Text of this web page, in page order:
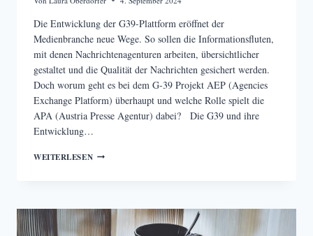
Die Entwicklung der G39-Plattform eröffnet der
Medienbranche neue Wege. So sollen die Informationsfluten,
mit denen Nachrichtenagenturen arbeiten, übersichtlicher
gestaltet und die Qualität der Nachrichten gesichert werden.
Doch worum geht es bei dem G-39 Projekt AEP (Agencies
Exchange Platform) überhaupt und welche Rolle spielt die
APA (Austria Presse Agentur) dabei? Die G39 und ihre
Entwicklung…
WEITERLESENDIE
DER
NACHRICHTEN